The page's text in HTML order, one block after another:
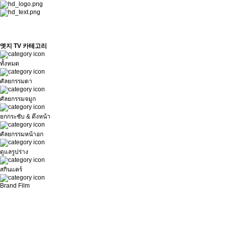
엣지 TV 카테고리
ทั้งหมด
ศัลยกรรมตา
ศัลยกรรมจมูก
ยกกระชับ & ดึงหน้า
ศัลยกรรมหน้าอก
ดูแลรูปร่าง
สกินแคร์
Brand Film